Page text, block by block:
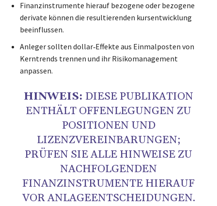
Finanzinstrumente hierauf bezogene oder bezogene
derivate können die resultierenden kursentwicklung
beeinflussen.
Anleger sollten dollar‑Effekte aus Einmalposten von
Kerntrends trennen und ihr Risikomanagement
anpassen.
HINWEIS: DIESE PUBLIKATION
ENTHÄLT OFFENLEGUNGEN ZU
POSITIONEN UND
LIZENZVEREINBARUNGEN;
PRÜFEN SIE ALLE HINWEISE ZU
NACHFOLGENDEN
FINANZINSTRUMENTE HIERAUF
VOR ANLAGEENTSCHEIDUNGEN.